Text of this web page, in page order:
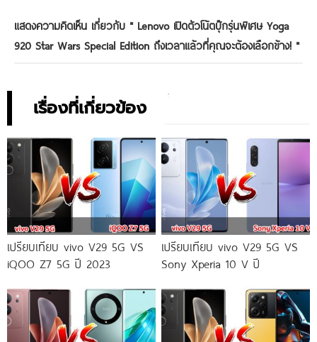
แสดงความคิดเห็น เกี่ยวกับ " Lenovo เปิดตัวโน้ตบุ๊กรุ่นพิเศษ Yoga
920 Star Wars Special Edition ถึงเวลาแล้วที่คุณจะต้องเลือกข้าง! "
เรื่องที่เกี่ยวข้อง
เปรียบเทียบ vivo V29 5G VS
iQOO Z7 5G ปี 2023
เปรียบเทียบ vivo V29 5G VS
Sony Xperia 10 V ปี